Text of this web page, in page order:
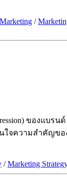
/
ของแบรน
ใจความสำคัญ
/Marketing